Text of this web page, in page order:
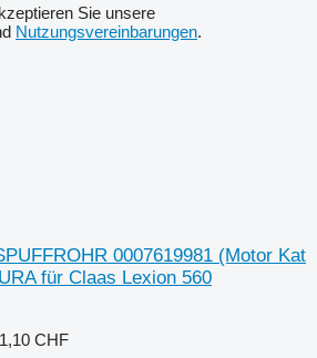
Sie unsere
Nutzungsvereinbarungen.
0007619981 (Motor Kat
für Claas Lexion 560
CHF